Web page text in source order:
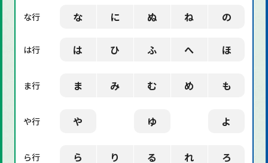
な行 な に ぬ ね の
は行 は ひ ふ へ ほ
ま行 ま み む め も
や行 や ゆ よ
ら行 ら り る れ ろ